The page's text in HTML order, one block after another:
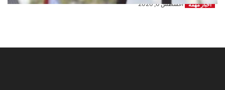
اخبار مهمة أغسطس 6, 2026